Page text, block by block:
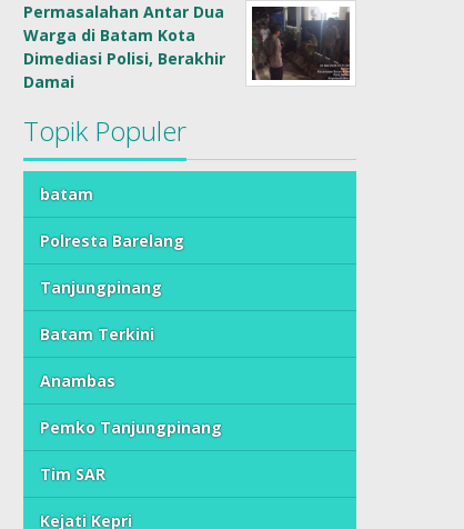
Permasalahan Antar Dua
Warga di Batam Kota
Dimediasi Polisi, Berakhir
Damai
Topik Populer
batam
Polresta Barelang
Tanjungpinang
Batam Terkini
Anambas
Pemko Tanjungpinang
Tim SAR
Kejati Kepri